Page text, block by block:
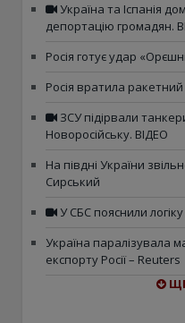
Україна та Іспанія
депортацію громадян.
Росія готує удар
Росія вратила
ЗСУ підірвали
Новоросійську. ВІДЕО
На півдні України
Сирський
У СБС пояснили логіку
Україна паралізувала
експорту Росії – Reuters